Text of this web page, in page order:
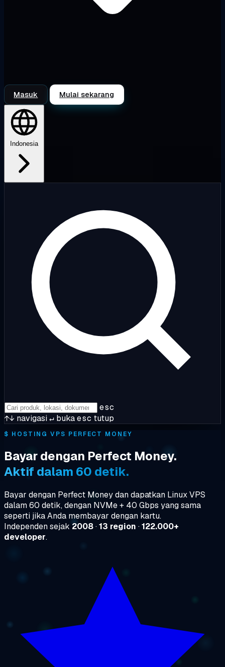
Masuk Mulai sekarang
Indonesia
esc
↑↓ navigasi↵ bukaesc tutup
$ HOSTING VPS PERFECT MONEY
Bayar dengan Perfect Money.
Aktif dalam 60 detik.
Bayar dengan Perfect Money dan dapatkan Linux VPS
dalam 60 detik, dengan NVMe + 40 Gbps yang sama
seperti jika Anda membayar dengan kartu.
Independen sejak 2008·13 region ·122.000+
developer.